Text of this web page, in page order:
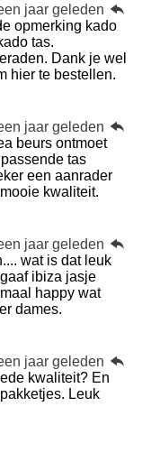
jaar geleden
opmerking kado
tas.
Dank je wel
hier te bestellen.
jaar geleden
beurs ontmoet
tas
een aanrader
kwaliteit.
jaar geleden
wat is dat leuk
ibiza jasje
happy wat
dames.
jaar geleden
kwaliteit? En
Leuk